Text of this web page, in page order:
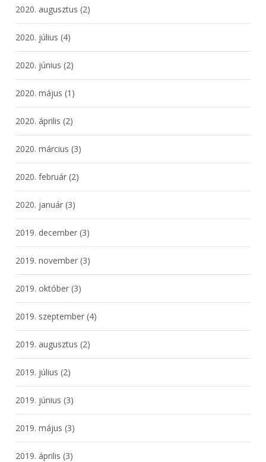
2020. augusztus (2)
2020. július (4)
2020. június (2)
2020. május (1)
2020. április (2)
2020. március (3)
2020. február (2)
2020. január (3)
2019. december (3)
2019. november (3)
2019. október (3)
2019. szeptember (4)
2019. augusztus (2)
2019. július (2)
2019. június (3)
2019. május (3)
2019. április (3)